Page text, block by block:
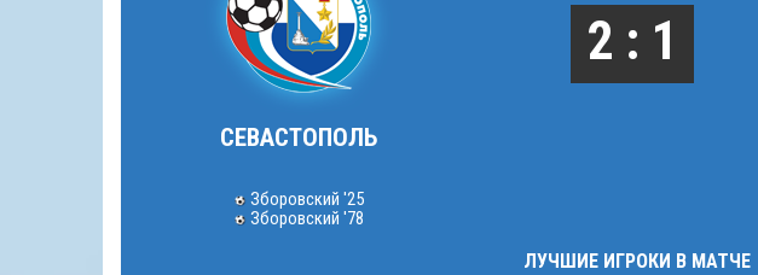
СЕВАСТОПОЛЬ
Зборовский '25
Зборовский '78
2 : 1
ЛУЧШИЕ ИГРОКИ В МАТЧЕ